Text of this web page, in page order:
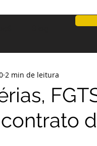
2 min de leitura